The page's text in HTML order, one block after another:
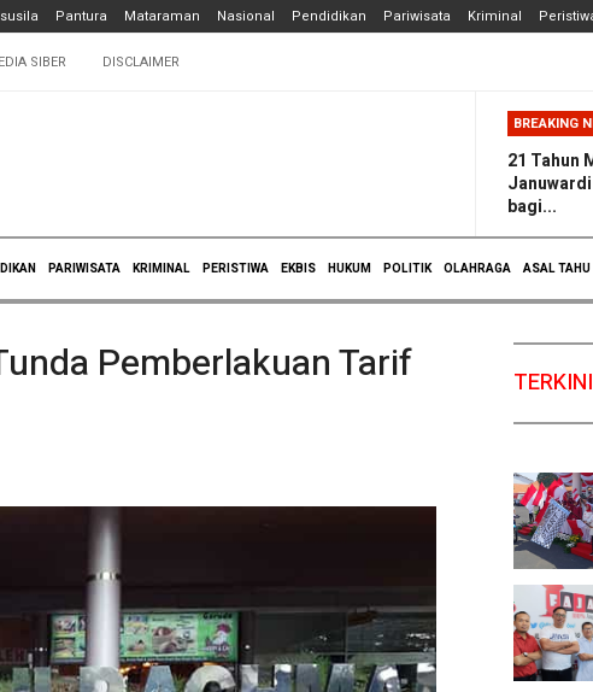
Pantura Mataraman Nasional Pendidikan Pariwisata Kriminal
SIBER DISCLAIMER
BREAKING
21 Tahun
bagi...
PARIWISATA KRIMINAL PERISTIWA EKBIS HUKUM POLITIK OLAHRAGA ASAL TAHU
Pemberlakuan Tarif
TERKINI